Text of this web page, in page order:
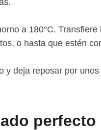
a 180°C.
o hasta que estén
y deja reposar por
perfecto